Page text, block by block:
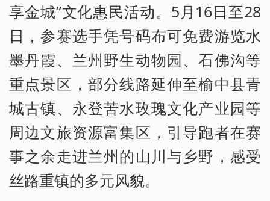
享金城”文化惠民活动。5月16日至28
日，参赛选手凭号码布可免费游览水
墨丹霞、兰州野生动物园、石佛沟等
重点景区，部分线路延伸至榆中县青
城古镇、永登苦水玫瑰文化产业园等
周边文旅资源富集区，引导跑者在赛
事之余走进兰州的山川与乡野，感受
丝路重镇的多元风貌。